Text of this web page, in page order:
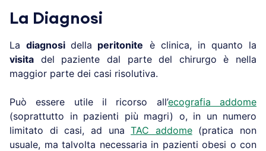
La Diagnosi
Ladiagnosidella peritonite è clinica, in quanto la
visita del paziente dal parte del chirurgo è nella
maggior parte dei casi risolutiva.
Può essere utile il ricorso all’ecografia addome
(soprattutto in pazienti più magri) o, in un numero
limitato di casi, ad unaTAC addome(pratica non
usuale, ma talvolta necessaria in pazienti obesi o con